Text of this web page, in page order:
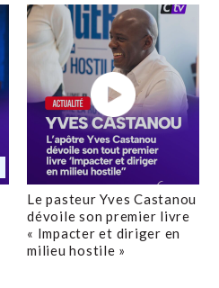
Le pasteur Yves Castanou
dévoile son premier livre
« Impacter et diriger en
milieu hostile »